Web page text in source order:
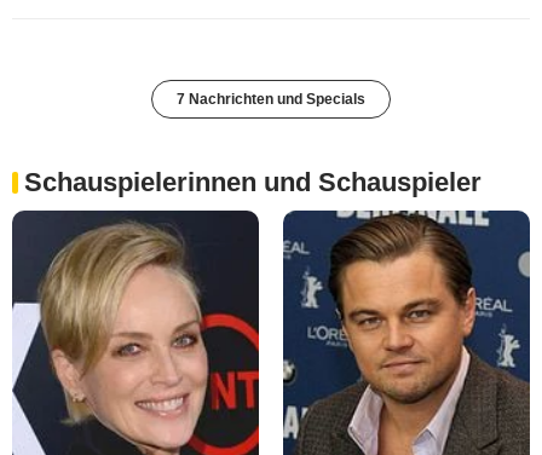
7 Nachrichten und Specials
Schauspielerinnen und Schauspieler